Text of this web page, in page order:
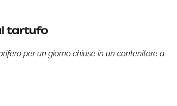
tartufo
per un giorno chiuse in un contenitore a